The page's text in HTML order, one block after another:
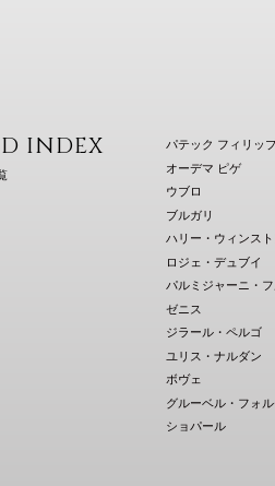
INDEX
パテック フィリッ
オーデマ ピゲ
ウブロ
ブルガリ
ハリー・ウィンスト
ロジェ・デュブイ
パルミジャーニ・
ゼニス
ジラール・ペルゴ
ユリス・ナルダン
ボヴェ
グルーベル・フォル
ショパール